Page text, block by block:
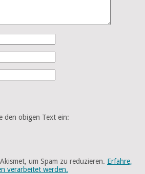
den obigen Text ein:
um Spam zu reduzieren. Erfahre,
verarbeitet werden.